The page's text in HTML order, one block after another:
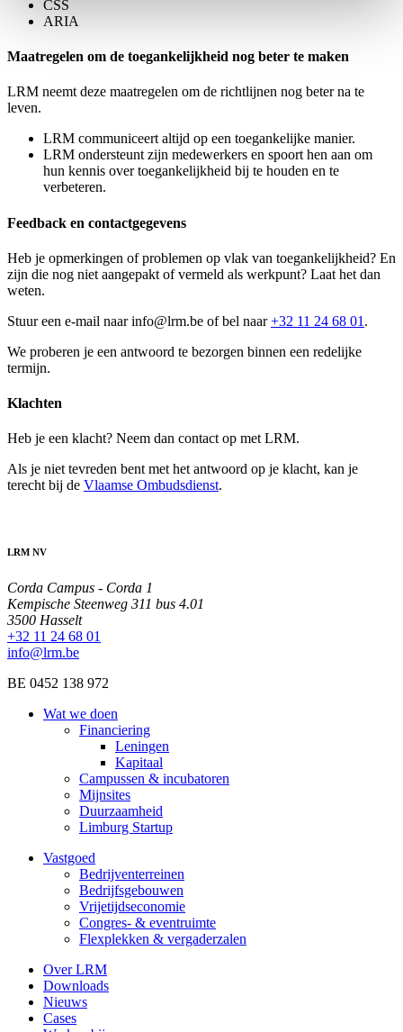
CSS
ARIA
Maatregelen om de toegankelijkheid nog beter te maken
LRM neemt deze maatregelen om de richtlijnen nog beter na te
leven.
LRM communiceert altijd op een toegankelijke manier.
LRM ondersteunt zijn medewerkers en spoort hen aan om
hun kennis over toegankelijkheid bij te houden en te
verbeteren.
Feedback en contactgegevens
Heb je opmerkingen of problemen op vlak van toegankelijkheid? En
zijn die nog niet aangepakt of vermeld als werkpunt? Laat het dan
weten.
Stuur een e-mail naar info@lrm.be of bel naar+32 11 24 68 01 .
We proberen je een antwoord te bezorgen binnen een redelijke
termijn.
Klachten
Heb je een klacht? Neem dan contact op met LRM.
Als je niet tevreden bent met het antwoord op je klacht, kan je
terecht bij de Vlaamse Ombudsdienst.
LRM NV
Corda Campus - Corda 1
Kempische Steenweg 311 bus 4.01
3500 Hasselt
+32 11 24 68 01
info@lrm.be
BE 0452 138 972
Wat we doen
Financiering
Leningen
Kapitaal
Campussen & incubatoren
Mijnsites
Duurzaamheid
Limburg Startup
Vastgoed
Bedrijventerreinen
Bedrijfsgebouwen
Vrijetijdseconomie
Congres- & eventruimte
Flexplekken & vergaderzalen
Over LRM
Downloads
Nieuws
Cases